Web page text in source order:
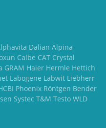
Dalian Alpina
Calbe CAT Crystal
GRAM Haier Hermle Hettich
Labogene Labwit Liebherr
Phoenix Röntgen Bender
Systec T&M Testo WLD